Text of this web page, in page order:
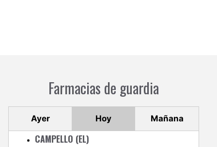
Farmacias de guardia
Ayer Hoy Mañana
CAMPELLO (EL)